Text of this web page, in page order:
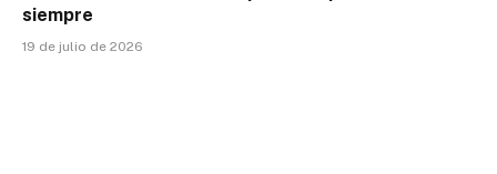
siempre
19 de julio de 2026